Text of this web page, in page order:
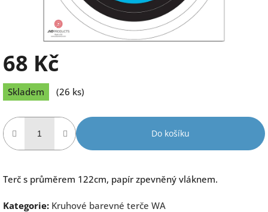
68 Kč
Měrná
cena:
Skladem (26 ks)
Do košíku
Terč s průměrem 122cm, papír zpevněný vláknem.
Kategorie: Kruhové barevné terče WA